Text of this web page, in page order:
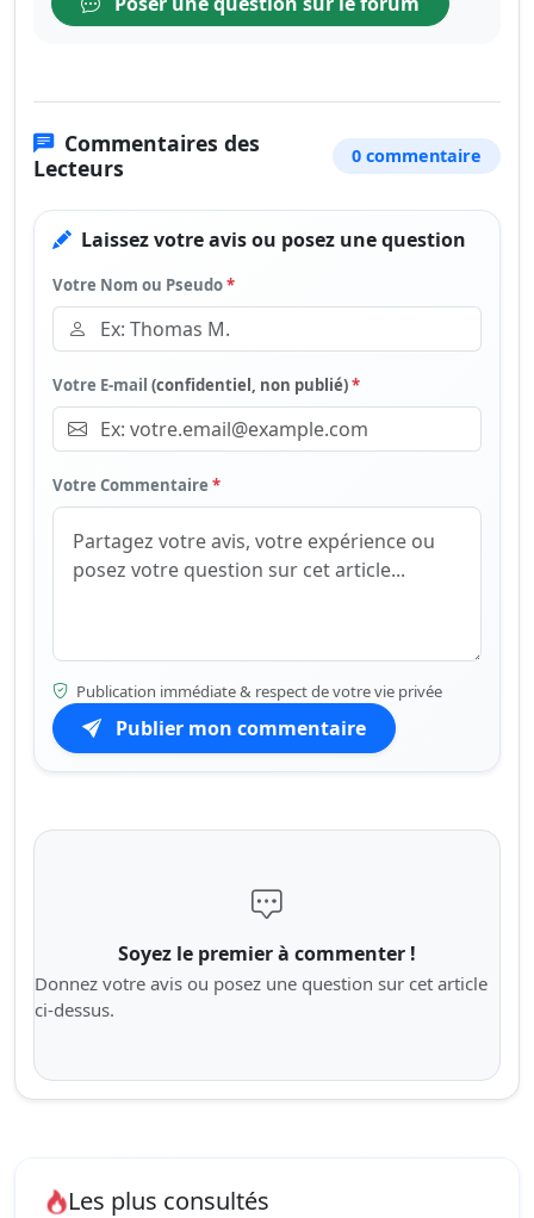
Commentaires des
Lecteurs
0 commentaire
Laissez votre avis ou posez une question
Votre Nom ou Pseudo*
Votre E-mail (confidentiel, non publié)*
Votre Commentaire *
Publication immédiate & respect de votre vie privée
Publier mon commentaire
Soyez le premier à commenter !
Donnez votre avis ou posez une question sur cet article
ci-dessus.
Les plus consultés